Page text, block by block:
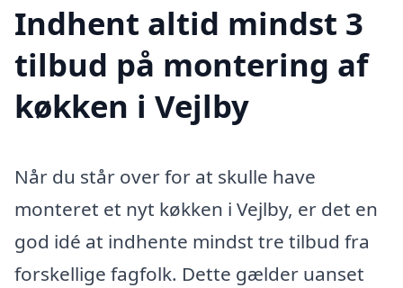
Indhent altid mindst 3
tilbud på montering af
køkken i Vejlby
Når du står over for at skulle have
monteret et nyt køkken i Vejlby, er det en
god idé at indhente mindst tre tilbud fra
forskellige fagfolk. Dette gælder uanset